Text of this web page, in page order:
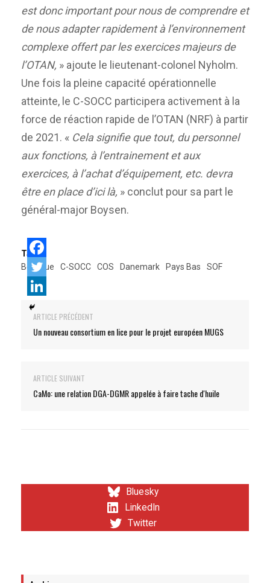
est donc important pour nous de comprendre et
de nous adapter rapidement à l’environnement
complexe offert par les exercices majeurs de
l’OTAN, » ajoute le lieutenant-colonel Nyholm.
Une fois la pleine capacité opérationnelle
atteinte, le C-SOCC participera activement à la
force de réaction rapide de l’OTAN (NRF) à partir
de 2021. « Cela signifie que tout, du personnel
aux fonctions, à l’entrainement et aux
exercices, à l’achat d’équipement, etc. devra
être en place d’ici là, » conclut pour sa part le
général-major Boysen.
Tags:
Belgique
C-SOCC COS Danemark Pays Bas SOF
ARTICLE PRÉCÉDENT
Un nouveau consortium en lice pour le projet européen MUGS
ARTICLE SUIVANT
CaMo: une relation DGA-DGMR appelée à faire tache d'huile
Bluesky
LinkedIn
Twitter